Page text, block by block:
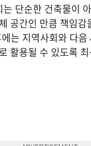
단순한 건축물이
공간인 만큼 책임
는 지역사회와 다
활용될 수 있도록